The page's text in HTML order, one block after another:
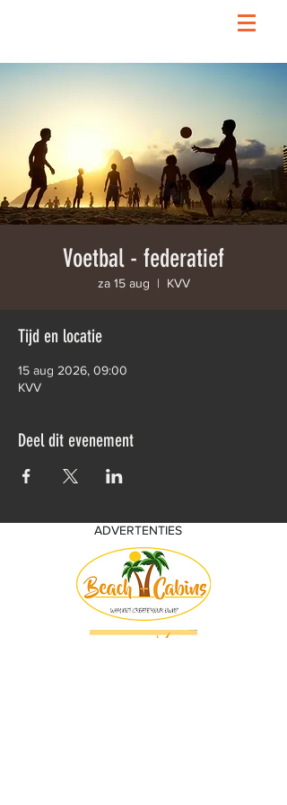
Voetbal - federatief
za 15 aug
  |
KVV
Tijd en locatie
15 aug 2026, 09:00
KVV
Deel dit evenement
ADVERTENTIES